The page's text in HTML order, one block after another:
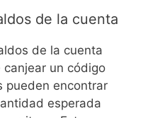
de la cuenta
de la cuenta
un código
pueden encontrar
esperada